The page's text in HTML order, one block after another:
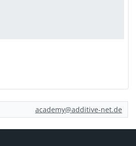
academy@additive-net.de